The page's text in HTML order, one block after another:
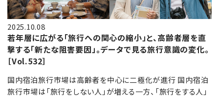
2025.10.08
若年層に広がる「旅行への関心の縮小」と、高齢者層を直
撃する「新たな阻害要因」。データで見る旅行意識の変化。
［Vol.532］
国内宿泊旅行市場は高齢者を中心に二極化が進行 国内宿泊
旅行市場は「旅行をしない人」が増える一方、「旅行をする人」